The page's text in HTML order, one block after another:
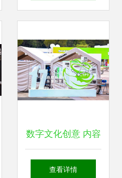
数字文化创意内容
应用服务美好未来
数字文化创意 内容
应用服务的新引擎
查看详情